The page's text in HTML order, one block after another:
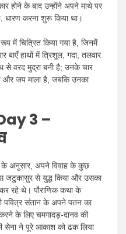
होने के बाद उन्होंने अपने माथे पर
धारण करना शुरू किया था।
में चित्रित किया गया है, जिनमें
हाथों में त्रिशूल, गदा, तलवार
वरद मुद्रा बनी है; उनके चार
और जप माला है, जबकि उनका
3 –
के अनुसार, अपने विवाह के कुछ
जटुकासुर से युद्ध किया और उसका
रहे थे। पौराणिक कथा के
पवित्र संतान के अपने पतन का
के लिए चमगादड़-दानव की
सेना ने पूरे आकाश को ढक लिया